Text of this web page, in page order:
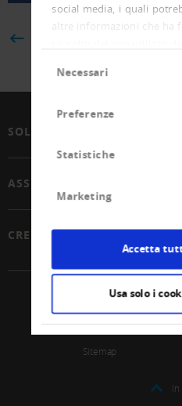
social media, i quali
altre informazioni che ha
delNecessari
Preferenze
Statistiche
Marketing
Accetta
Usa solo i
SOLUZIONI
ASSOCIAZIONE
CREDITREFORM
© 2026 Unione
Impressum
Sitemap
In